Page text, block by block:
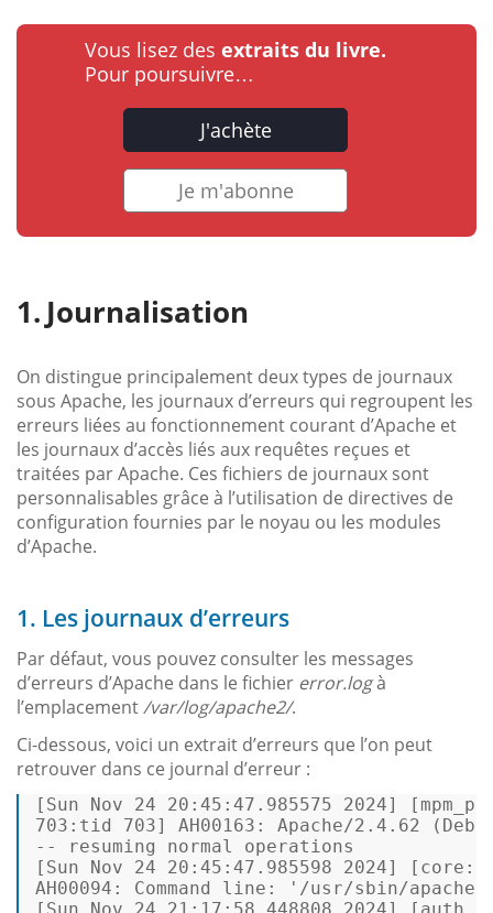
Vous lisez des extraits du livre.
Pour poursuivre…
J'achète
Je m'abonne
Journalisation
On distingue principalement deux types de journaux
sous Apache, les journaux d’erreurs qui regroupent les
erreurs liées au fonctionnement courant d’Apache et
les journaux d’accès liés aux requêtes reçues et
traitées par Apache. Ces fichiers de journaux sont
personnalisables grâce à l’utilisation de directives de
configuration fournies par le noyau ou les modules
d’Apache.
1. Les journaux d’erreurs
Par défaut, vous pouvez consulter les messages
d’erreurs d’Apache dans le fichier error.logà
l’emplacement/var/log/apache2/.
Ci-dessous, voici un extrait d’erreurs que l’on peut
retrouver dans ce journal d’erreur :
[ Sun Nov 24 20 :45:47.985575 2024] [
703 :tid 703] AH00163: Apache/2.4.62
--
resuming normal
operations
[ Sun Nov 24 20 :45:47.985598 2024] [
AH00094: Command line:
'/usr/sbin/